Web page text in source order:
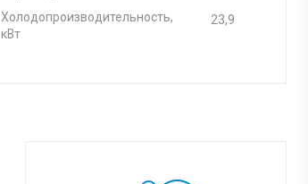
Холодопроизводительность,
кВт
23,9